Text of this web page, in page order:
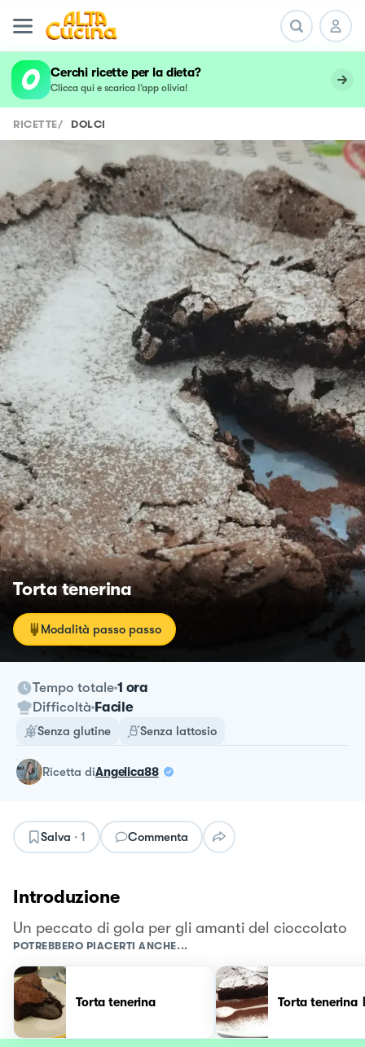
undefined
Cerchi ricette per la dieta?
Clicca qui e scarica l’app olivia!
RICETTE/ DOLCI
Torta tenerina
Modalità passo passo
Tempo totale 1 ora
Difficoltà Facile
Senza glutine Senza lattosio
ricetta diAngelica88
Salva · 1 Commenta
Introduzione
Un peccato di gola per gli amanti del cioccolato
POTREBBERO PIACERTI ANCHE...
Torta tenerina Torta tenerina